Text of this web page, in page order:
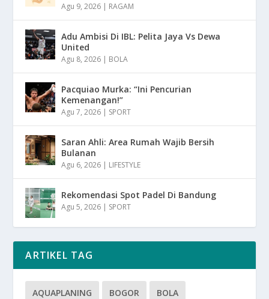
Agu 9, 2026 | RAGAM
Adu Ambisi Di IBL: Pelita Jaya Vs Dewa
United
Agu 8, 2026 | BOLA
Pacquiao Murka: “Ini Pencurian
Kemenangan!”
Agu 7, 2026 | SPORT
Saran Ahli: Area Rumah Wajib Bersih
Bulanan
Agu 6, 2026 | LIFESTYLE
Rekomendasi Spot Padel Di Bandung
Agu 5, 2026 | SPORT
ARTIKEL TAG
AQUAPLANING BOGOR BOLA